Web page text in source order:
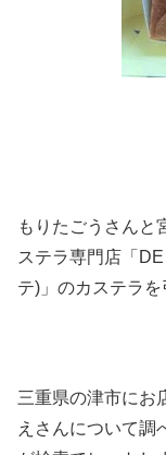
もりたごうさんと
ステラ専門店「
テ)」のカステラを
三重県の津市にお
えさんについて調